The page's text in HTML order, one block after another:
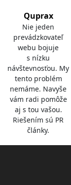
content
Quprax
Nie jeden
prevádzkovateľ
webu bojuje
s nízku
návštevnosťou. My
tento problém
nemáme. Navyše
vám radi pomôže
aj s tou vašou.
Riešením sú PR
články.